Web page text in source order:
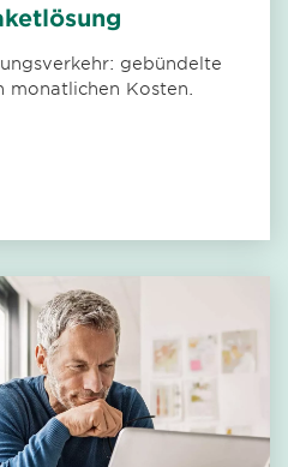
gebündelte
monatlichen Kosten.